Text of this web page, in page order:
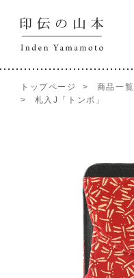
トップページ > 商品一覧
>
札入J「トンボ」